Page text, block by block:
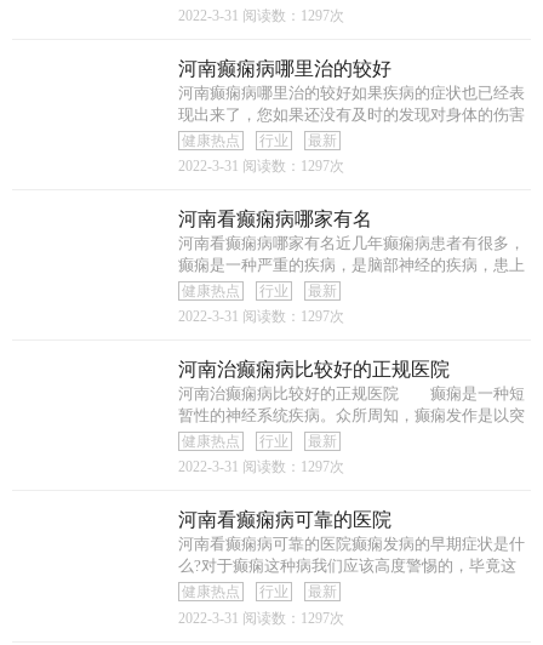
2022-3-31 阅读数：1297次
河南癫痫病哪里治的较好
河南癫痫病哪里治的较好如果疾病的症状也已经表
现出来了，您如果还没有及时的发现对身体的伤害
也
健康热点 行业
最新
2022-3-31 阅读数：1297次
河南看癫痫病哪家有名
河南看癫痫病哪家有名近几年癫痫病患者有很多，
癫痫是一种严重的疾病，是脑部神经的疾病，患上
癫
健康热点 行业
最新
2022-3-31 阅读数：1297次
河南治癫痫病比较好的正规医院
河南治癫痫病比较好的正规医院 癫痫是一种短
暂性的神经系统疾病。众所周知，癫痫发作是以突
发
健康热点 行业
最新
2022-3-31 阅读数：1297次
河南看癫痫病可靠的医院
河南看癫痫病可靠的医院癫痫发病的早期症状是什
么?对于癫痫这种病我们应该高度警惕的，毕竟这
种病
健康热点 行业
最新
2022-3-31 阅读数：1297次